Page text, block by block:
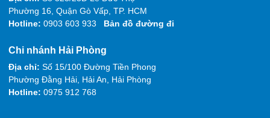
Phường 16, Quận Gò Vấp, TP. HCM
Hotline: 0903 603 933 Bản đồ đường đi
Chi nhánh Hải Phòng
Địa chỉ: Số 15/100 Đường Tiền Phong
Phường Đằng Hải, Hải An, Hải Phòng
Hotline: 0975 912 768